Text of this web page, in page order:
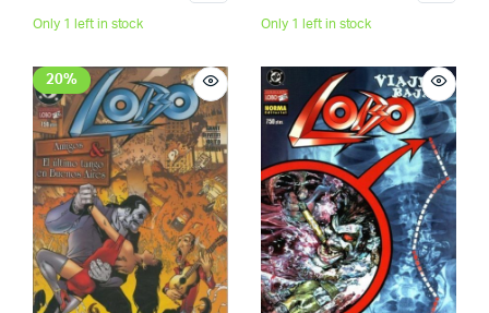
Only 1 left in stock Only 1 left in stock
20%